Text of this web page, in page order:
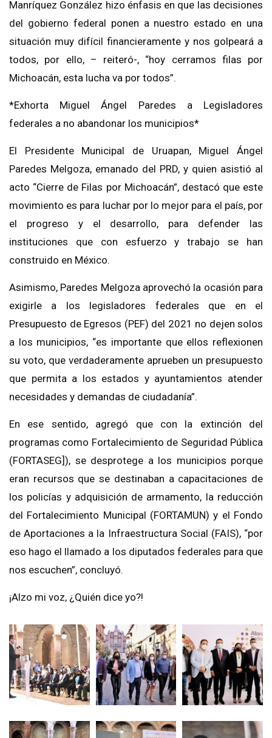
Manríquez González hizo énfasis en que las decisiones
del gobierno federal ponen a nuestro estado en una
situación muy difícil financieramente y nos golpeará a
todos, por ello, – reiteró-, “hoy cerramos filas por
Michoacán, esta lucha va por todos”.
*Exhorta Miguel Ángel Paredes a Legisladores
federales a no abandonar los municipios*
El Presidente Municipal de Uruapan, Miguel Ángel
Paredes Melgoza, emanado del PRD, y quien asistió al
acto “Cierre de Filas por Michoacán”, destacó que este
movimiento es para luchar por lo mejor para el país, por
el progreso y el desarrollo, para defender las
instituciones que con esfuerzo y trabajo se han
construido en México.
Asimismo, Paredes Melgoza aprovechó la ocasión para
exigirle a los legisladores federales que en el
Presupuesto de Egresos (PEF) del 2021 no dejen solos
a los municipios, “es importante que ellos reflexionen
su voto, que verdaderamente aprueben un presupuesto
que permita a los estados y ayuntamientos atender
necesidades y demandas de ciudadanía”.
En ese sentido, agregó que con la extinción del
programas como Fortalecimiento de Seguridad Pública
(FORTASEG]), se desprotege a los municipios porque
eran recursos que se destinaban a capacitaciones de
los policías y adquisición de armamento, la reducción
del Fortalecimiento Municipal (FORTAMUN) y el Fondo
de Aportaciones a la Infraestructura Social (FAIS), “por
eso hago el llamado a los diputados federales para que
nos escuchen”, concluyó.
¡Alzo mi voz, ¿Quién dice yo?!